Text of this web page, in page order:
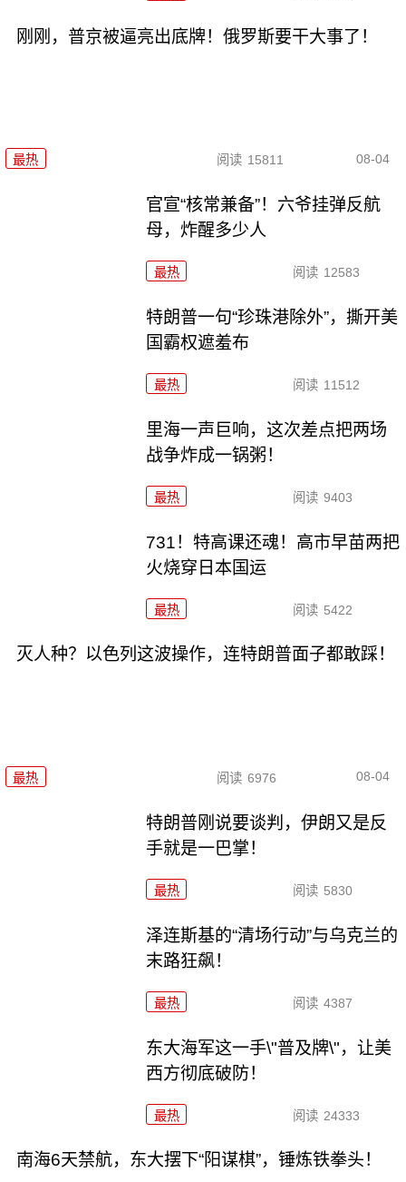
刚刚，普京被逼亮出底牌！俄罗斯要干大事了！
最热 阅读 15811 08-04
官宣“核常兼备”！六爷挂弹反航
母，炸醒多少人
最热 阅读 12583
特朗普一句“珍珠港除外”，撕开美
国霸权遮羞布
最热 阅读 11512
里海一声巨响，这次差点把两场
战争炸成一锅粥！
最热 阅读 9403
731！特高课还魂！高市早苗两把
火烧穿日本国运
最热 阅读 5422
灭人种？以色列这波操作，连特朗普面子都敢踩！
最热 阅读 6976 08-04
特朗普刚说要谈判，伊朗又是反
手就是一巴掌！
最热 阅读 5830
泽连斯基的“清场行动”与乌克兰的
末路狂飙！
最热 阅读 4387
东大海军这一手\"普及牌\"，让美
西方彻底破防！
最热 阅读 24333
南海6天禁航，东大摆下“阳谋棋”，锤炼铁拳头！